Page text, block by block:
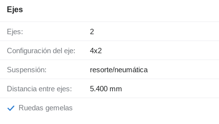
Ejes
Ejes: 2
Configuración del eje: 4x2
Suspensión: resorte/neumática
Distancia entre ejes: 5.400 mm
Ruedas gemelas